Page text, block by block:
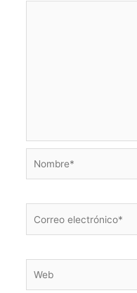
electrónico*